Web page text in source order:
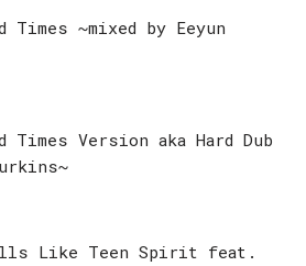
Times ~mixed by Eeyun
Times Version aka Hard Dub
Like Teen Spirit feat.